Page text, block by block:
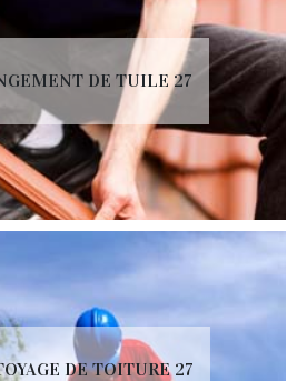
DE TUILE 27
DE TOITURE 27